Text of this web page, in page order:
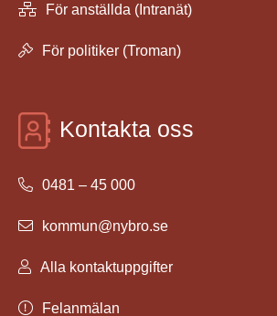
För anställda (Intranät)
För politiker (Troman)
Kontakta oss
0481 – 45 000
kommun@nybro.se
Alla kontaktuppgifter
Felanmälan